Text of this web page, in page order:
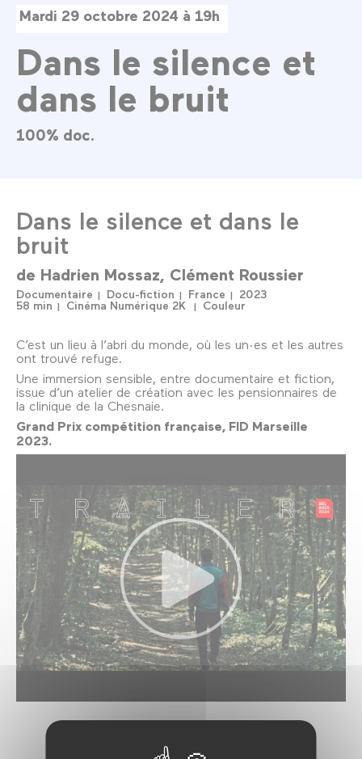
Mardi 29 octobre 2024 à 19h
Dans le silence et
dans le bruit
100% doc.
Dans le silence et dans le
bruit
de Hadrien Mossaz Clément Roussier
Documentaire Docu-fiction France
2023
58 min
Cinéma Numérique 2K Couleur
C’est un lieu à l’abri du monde, où les un·es et les autres
ont trouvé refuge.
Une immersion sensible, entre documentaire et fiction,
issue d’un atelier de création avec les pensionnaires de
la clinique de la Chesnaie.
Grand Prix compétition française, FID Marseille
2023.